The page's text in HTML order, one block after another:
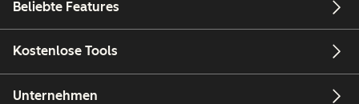
Beliebte Features
Kostenlose Tools
Unternehmen